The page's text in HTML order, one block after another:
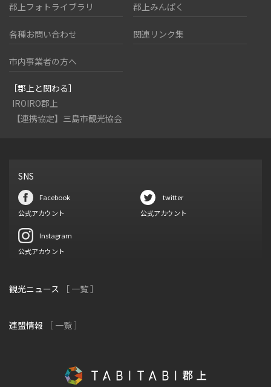
郡上フォトライブラリ
郡上みんぱく
各種お問い合わせ 関連リンク集
市内事業者の方へ
［郡上と関わる］
IROIRO郡上
【連携協定】三島市観光協会
SNS
Facebook
公式アカウント
twitter
公式アカウント
Instagram
公式アカウント
観光ニュース ［ 一覧 ］
連盟情報 ［ 一覧 ］